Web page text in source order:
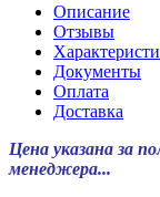
Описание
Отзывы
Документы
Оплата
Доставка
Цена указана за
менеджера...